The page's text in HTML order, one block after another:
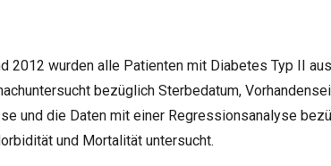
2012 wurden alle Patienten mit Diabetes Typ II
bezüglich Sterbedatum,
und die Daten mit einer Regressionsanalyse
und Mortalität untersucht.